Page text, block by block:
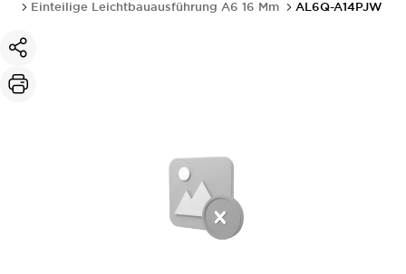
Einteilige Leichtbauausführung A6 16 Mm
AL6Q-A14PJW